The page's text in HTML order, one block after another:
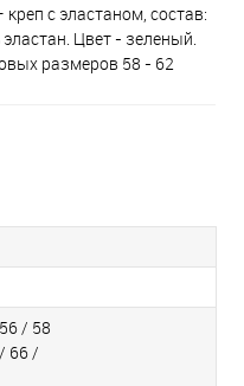
с эластаном, состав:
эластан. Цвет - зеленый.
размеров 58 - 62
/ 58
66 /